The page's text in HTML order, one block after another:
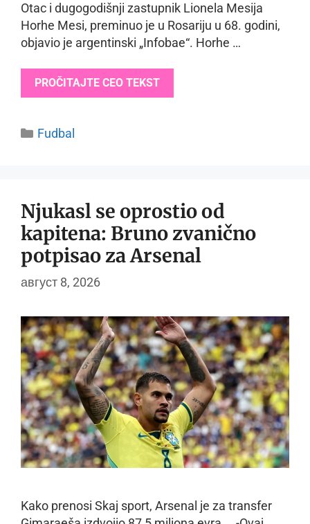
Otac i dugogodišnji zastupnik Lionela Mesija
Horhe Mesi, preminuo je u Rosariju u 68. godini,
objavio je argentinski „Infobae“. Horhe …
PROČITAJTE CEO TEKST
Categories
Fudbal
Njukasl se oprostio od
kapitena: Bruno zvanično
potpisao za Arsenal
август 8, 2026
Kako prenosi Skaj sport, Arsenal je za transfer